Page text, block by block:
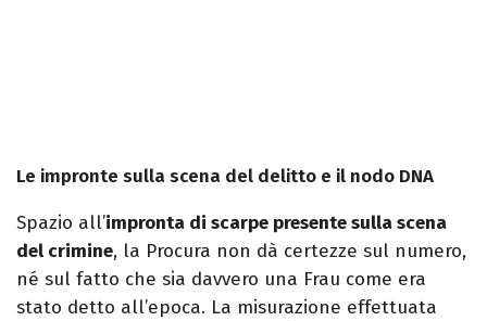
Le impronte sulla scena del delitto e il nodo DNA
Spazio all’impronta di scarpe presente sulla scena
del crimine, la Procura non dà certezze sul numero,
né sul fatto che sia davvero una Frau come era
stato detto all’epoca. La misurazione effettuata